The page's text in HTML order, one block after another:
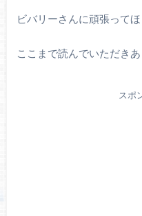
ビバリーさんに頑張ってほ
ここまで読んでいただき
スポ